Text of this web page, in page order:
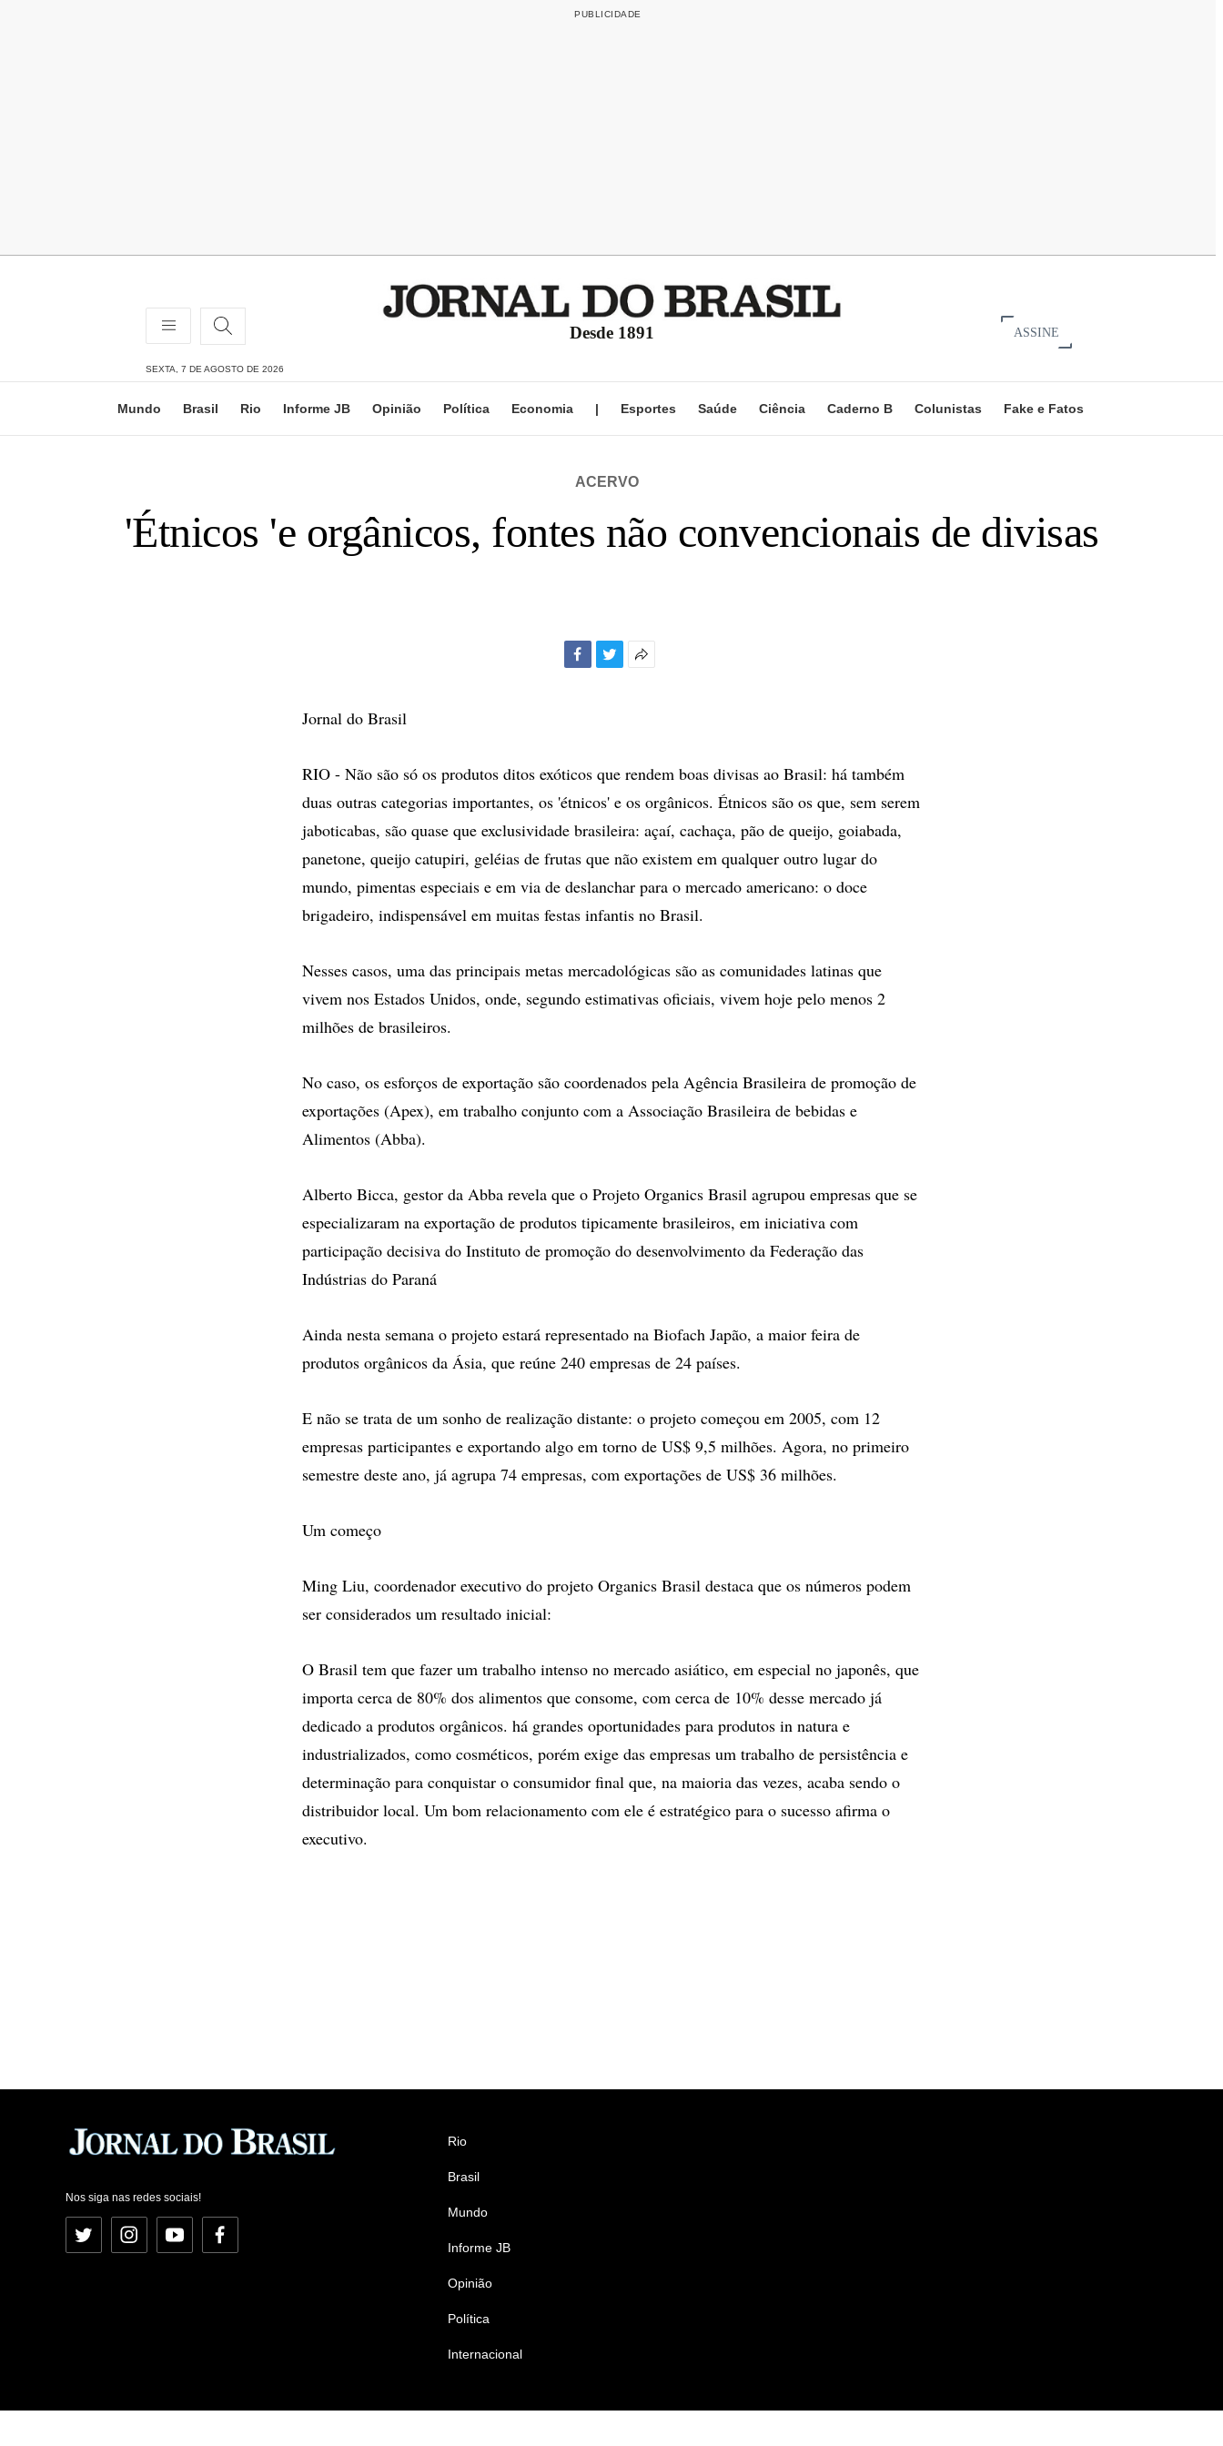
Desde 1891 ASSINE
SEXTA, 7 DE AGOSTO DE 2026
Mundo Brasil Rio Informe JB Opinião Política Economia | Esportes Saúde Ciência Caderno B Colunistas Fake e Fatos
ACERVO
'Étnicos 'e orgânicos, fontes não convencionais de divisas
Jornal do Brasil
RIO - Não são só os produtos ditos exóticos que rendem boas divisas ao Brasil: há também
duas outras categorias importantes, os 'étnicos' e os orgânicos. Étnicos são os que, sem serem
jaboticabas, são quase que exclusividade brasileira: açaí, cachaça, pão de queijo, goiabada,
panetone, queijo catupiri, geléias de frutas que não existem em qualquer outro lugar do
mundo, pimentas especiais e em via de deslanchar para o mercado americano: o doce
brigadeiro, indispensável em muitas festas infantis no Brasil.
Nesses casos, uma das principais metas mercadológicas são as comunidades latinas que
vivem nos Estados Unidos, onde, segundo estimativas oficiais, vivem hoje pelo menos 2
milhões de brasileiros.
No caso, os esforços de exportação são coordenados pela Agência Brasileira de promoção de
exportações (Apex), em trabalho conjunto com a Associação Brasileira de bebidas e
Alimentos (Abba).
Alberto Bicca, gestor da Abba revela que o Projeto Organics Brasil agrupou empresas que se
especializaram na exportação de produtos tipicamente brasileiros, em iniciativa com
participação decisiva do Instituto de promoção do desenvolvimento da Federação das
Indústrias do Paraná
Ainda nesta semana o projeto estará representado na Biofach Japão, a maior feira de
produtos orgânicos da Ásia, que reúne 240 empresas de 24 países.
E não se trata de um sonho de realização distante: o projeto começou em 2005, com 12
empresas participantes e exportando algo em torno de US$ 9,5 milhões. Agora, no primeiro
semestre deste ano, já agrupa 74 empresas, com exportações de US$ 36 milhões.
Um começo
Ming Liu, coordenador executivo do projeto Organics Brasil destaca que os números podem
ser considerados um resultado inicial:
O Brasil tem que fazer um trabalho intenso no mercado asiático, em especial no japonês, que
importa cerca de 80% dos alimentos que consome, com cerca de 10% desse mercado já
dedicado a produtos orgânicos. há grandes oportunidades para produtos in natura e
industrializados, como cosméticos, porém exige das empresas um trabalho de persistência e
determinação para conquistar o consumidor final que, na maioria das vezes, acaba sendo o
distribuidor local. Um bom relacionamento com ele é estratégico para o sucesso afirma o
executivo.
Nos siga nas redes sociais!
Twitter InstagramYouTubeFacebook
Rio
Brasil
Mundo
Informe JB
Opinião
Política
Internacional